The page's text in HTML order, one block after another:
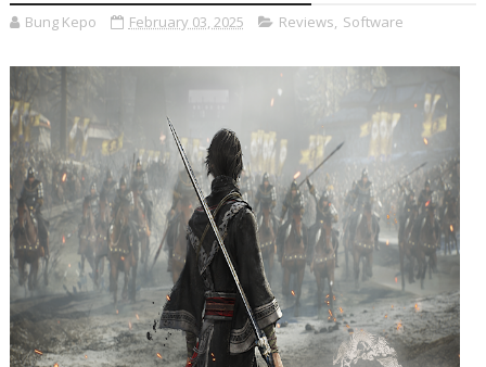
Bung Kepo February 03, 2025 Reviews, Software